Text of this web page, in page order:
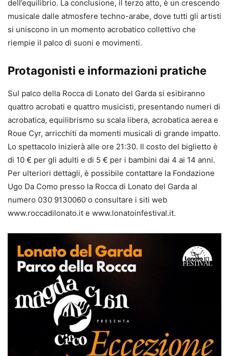
dell’equilibrio. La conclusione, il terzo atto, è un crescendo
musicale dalle atmosfere techno-arabe, dove tutti gli artisti
si uniscono in un momento acrobatico collettivo che
riempie il palco di suoni e movimenti.
Protagonisti e informazioni pratiche
Sul palco della Rocca di Lonato del Garda si esibiranno
quattro acrobati e quattro musicisti, presentando numeri di
acrobatica, equilibrismo su scala libera, acrobatica aerea e
Roue Cyr, arricchiti da momenti musicali di grande impatto.
Lo spettacolo inizierà alle ore 21:30. Il costo del biglietto è
di 10 € per gli adulti e di 5 € per i bambini dai 4 ai 14 anni.
Per ulteriori dettagli, è possibile contattare la Fondazione
Ugo Da Como presso la Rocca di Lonato del Garda al
numero 030 9130060 o consultare i siti web
www.roccadilonato.it e www.lonatoinfestival.it.